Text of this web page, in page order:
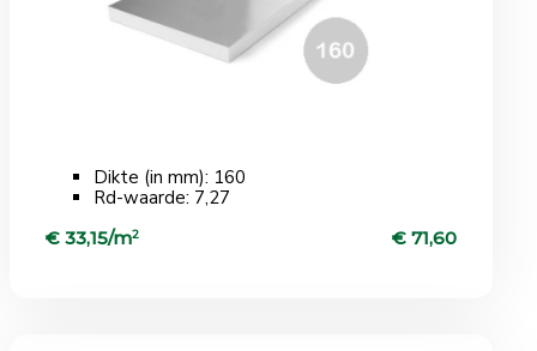
Dikte (in mm): 160
Rd-waarde: 7,27
€ 33,15/m2 € 71,60